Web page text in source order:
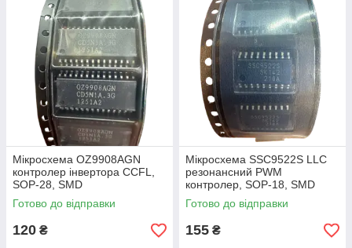
Мікросхема OZ9908AGN
контролер інвертора CCFL,
SOP-28, SMD
Готово до відправки
120 ₴
Мікросхема SSC9522S LLC
резонансний PWM
контролер, SOP-18, SMD
Готово до відправки
155 ₴